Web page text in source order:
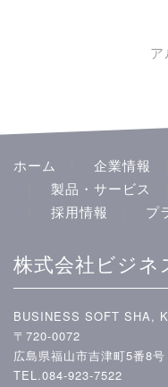
ホーム 企業情報
製品・サービス
採用情報
プ
株式会社ビジ
BUSINESS SOFT SHA,
〒720-0072
広島県福山市吉津町5番8号
TEL.084-923-7522